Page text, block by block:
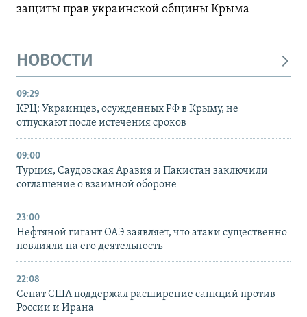
защиты прав украинской общины Крыма
НОВОСТИ
09:29
КРЦ: Украинцев, осужденных РФ в Крыму, не
отпускают после истечения сроков
09:00
Турция, Саудовская Аравия и Пакистан заключили
соглашение о взаимной обороне
23:00
Нефтяной гигант ОАЭ заявляет, что атаки существенно
повлияли на его деятельность
22:08
Сенат США поддержал расширение санкций против
России и Ирана